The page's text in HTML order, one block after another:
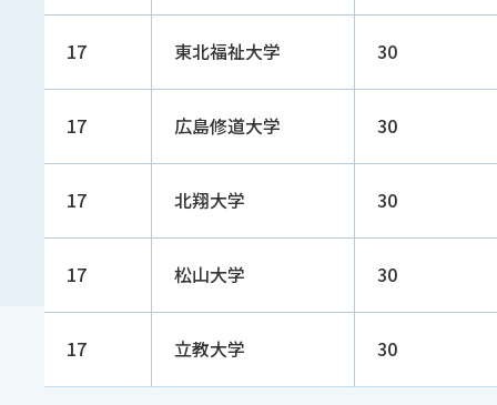
17 東北福祉大学 30
17 広島修道大学 30
17 北翔大学 30
17 松山大学 30
17 立教大学 30